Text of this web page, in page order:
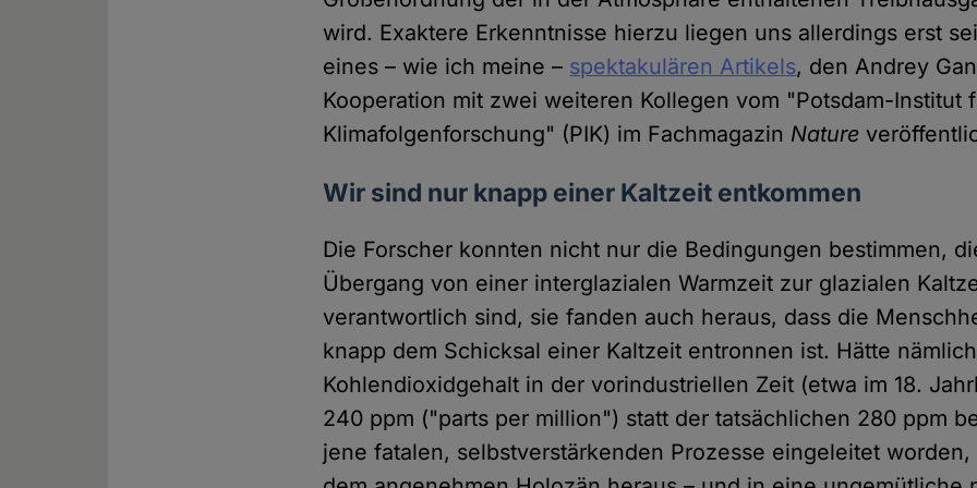
wird. Exaktere Erkenntnisse hierzu liegen uns allerdings erst
eines – wie ich meine – spektakulären Artikels, den Andrey
Kooperation mit zwei weiteren Kollegen vom "Potsdam-Institut
Klimafolgenforschung" (PIK) im Fachmagazin Nature
Wir sind nur knapp einer Kaltzeit entkommen
Die Forscher konnten nicht nur die Bedingungen bestimmen,
Übergang von einer interglazialen Warmzeit zur glazialen
verantwortlich sind, sie fanden auch heraus, dass die
knapp dem Schicksal einer Kaltzeit entronnen ist. Hätte
Kohlendioxidgehalt in der vorindustriellen Zeit (etwa im 18.
240 ppm ("parts per million") statt der tatsächlichen 280 ppm
jene fatalen, selbstverstärkenden Prozesse eingeleitet